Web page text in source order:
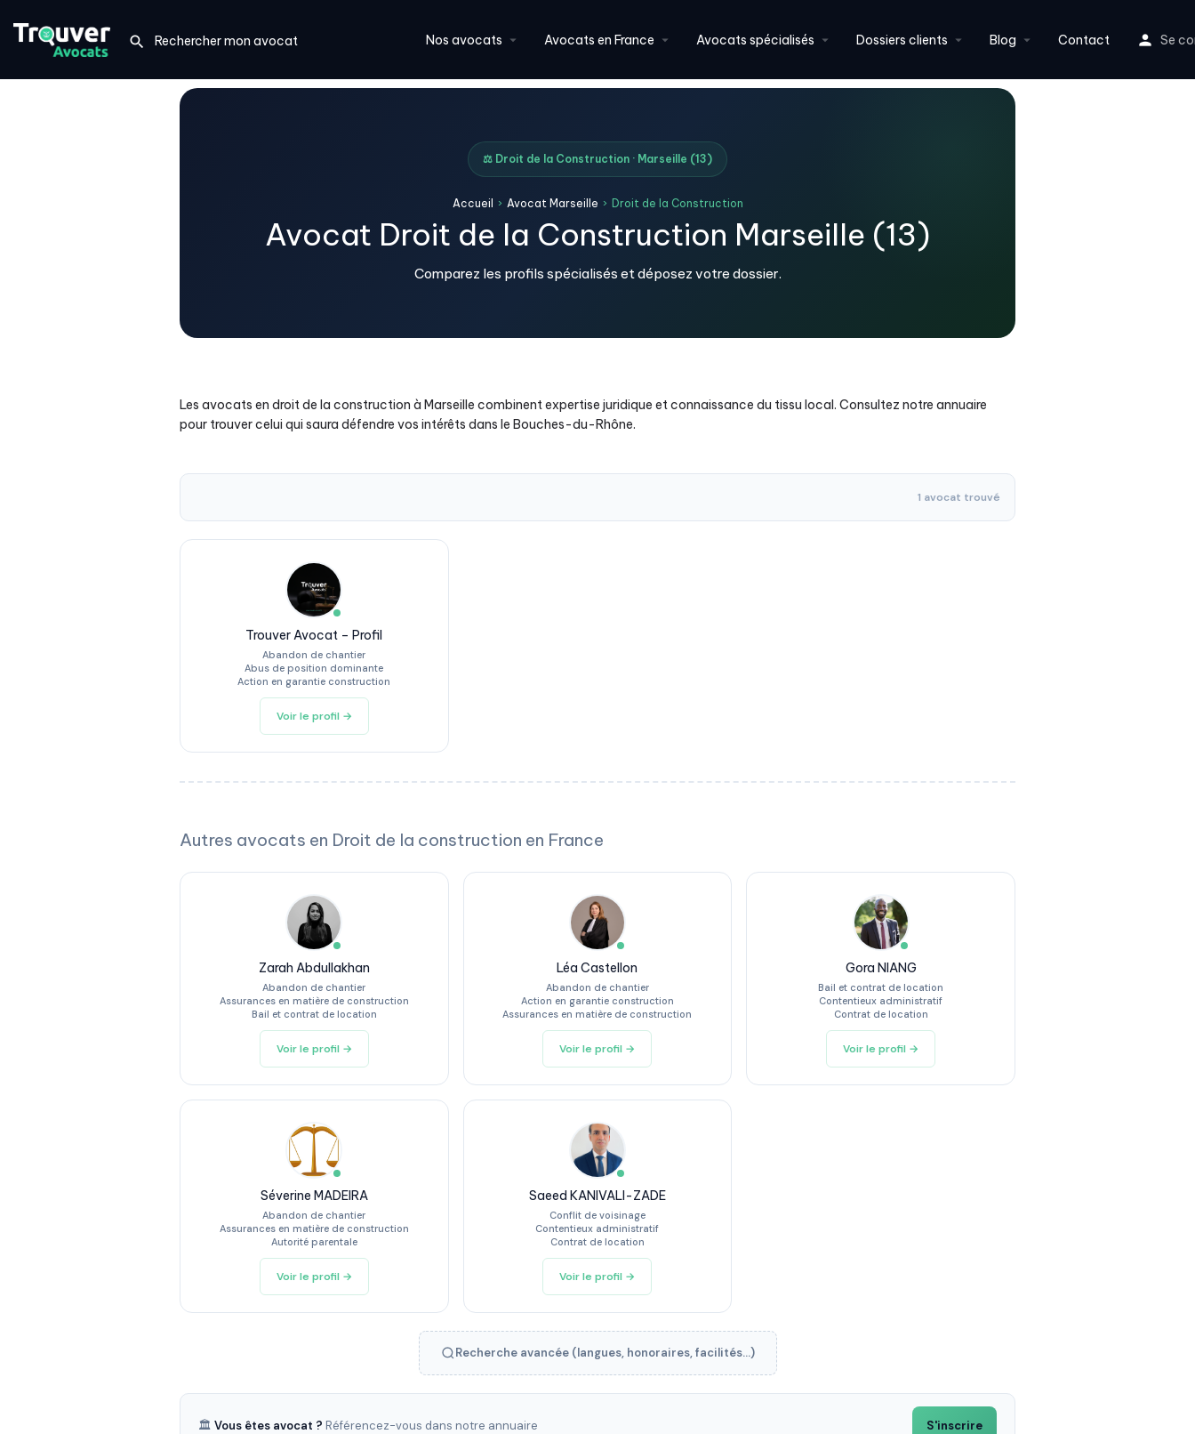
Nos avocats Avocats en France Avocats spécialisés Dossiers clients Blog Contact Se
⚖️ Droit de la Construction · Marseille (13)
Accueil › Avocat Marseille › Droit de la Construction
Avocat Droit de la Construction Marseille (13)
Comparez les profils spécialisés et déposez votre dossier.
Les avocats en droit de la construction à Marseille combinent expertise juridique et connaissance du tissu local. Consultez notre annuaire
pour trouver celui qui saura défendre vos intérêts dans le Bouches-du-Rhône.
1 avocat trouvé
Trouver Avocat – Profil
Abandon de chantier
Abus de position dominante
Action en garantie construction
Voir le profil →
Autres avocats en Droit de la construction en France
Zarah Abdullakhan
Abandon de chantier
Assurances en matière de construction
Bail et contrat de location
Voir le profil →
Léa Castellon
Abandon de chantier
Action en garantie construction
Assurances en matière de construction
Voir le profil →
Gora NIANG
Bail et contrat de location
Contentieux administratif
Contrat de location
Voir le profil →
Séverine MADEIRA
Abandon de chantier
Assurances en matière de construction
Autorité parentale
Voir le profil →
Saeed KANIVALI-ZADE
Conflit de voisinage
Contentieux administratif
Contrat de location
Voir le profil →
Recherche avancée (langues, honoraires, facilités...)
🏛️ Vous êtes avocat ? Référencez-vous dans notre annuaire S'inscrire